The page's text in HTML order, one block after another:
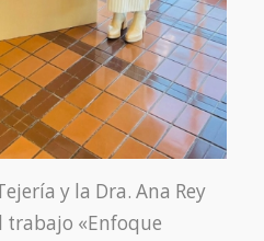
y la Dra. Ana Rey
trabajo «Enfoque